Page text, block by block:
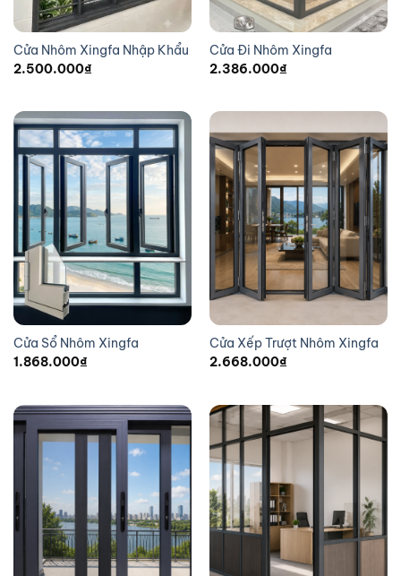
Cửa Nhôm Xingfa Nhập Khẩu
2.500.000₫
Cửa Đi Nhôm Xingfa
2.386.000₫
Cửa Sổ Nhôm Xingfa
1.868.000₫
Cửa Xếp Trượt Nhôm Xingfa
2.668.000₫